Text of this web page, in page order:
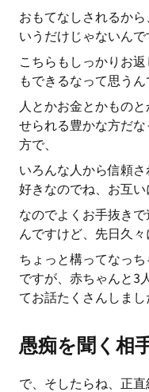
おもてなしされるか
いうだけじゃないんで
こちらもしっかりお
もできるなって思うん
人とかお金とかもの
せられる豊かな方だ
方で、
いろんな人から信頼
好きなのでね、お互い
なのでよくお手抜き
んですけど、先日久々
ちょっと構ってなっ
ですが、赤ちゃんと3
てお話たくさんしまし
愚痴を聞く相
で、そしたらね、正